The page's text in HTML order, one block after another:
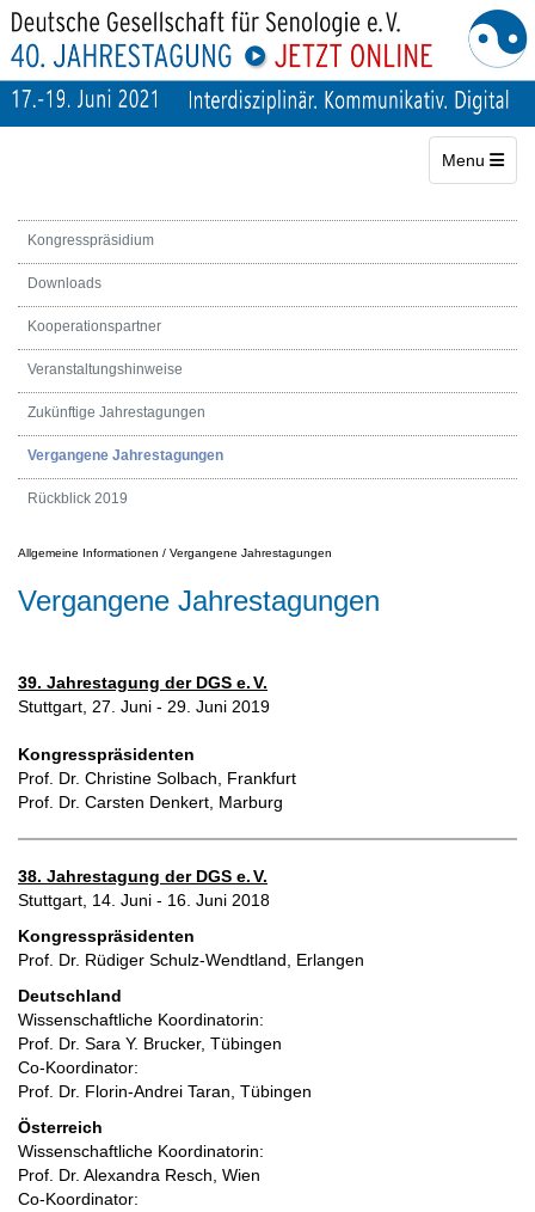
Toggle
Menu
Kongresspräsidium
Downloads
Kooperationspartner
Veranstaltungshinweise
Zukünftige Jahrestagungen
Vergangene Jahrestagungen
Rückblick 2019
Allgemeine Informationen / Vergangene Jahrestagungen
Vergangene Jahrestagungen
39. Jahrestagung der DGS e.V.
Stuttgart, 27. Juni - 29. Juni 2019
Kongresspräsidenten
Prof. Dr. Christine Solbach, Frankfurt
Prof. Dr. Carsten Denkert, Marburg
38. Jahrestagung der DGS e.V.
Stuttgart, 14. Juni - 16. Juni 2018
Kongresspräsidenten
Prof. Dr. Rüdiger Schulz-Wendtland, Erlangen
Deutschland
Wissenschaftliche Koordinatorin:
Prof. Dr. Sara Y. Brucker, Tübingen
Co-Koordinator:
Prof. Dr. Florin-Andrei Taran, Tübingen
Österreich
Wissenschaftliche Koordinatorin:
Prof. Dr. Alexandra Resch, Wien
Co-Koordinator: